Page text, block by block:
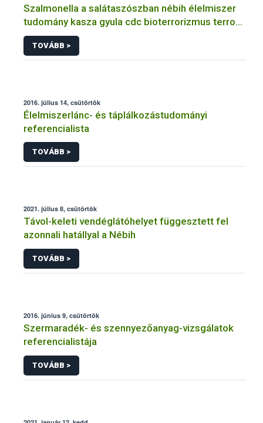
Szalmonella a salátaszószban nébih élelmiszer
tudomány kasza gyula cdc bioterrorizmus terror
lépfene
TOVÁBB >
2016. július 14, csütörtök
Élelmiszerlánc- és táplálkozástudományi
referencialista
TOVÁBB >
2021. július 8, csütörtök
Távol-keleti vendéglátóhelyet függesztett fel
azonnali hatállyal a Nébih
TOVÁBB >
2016. június 9, csütörtök
Szermaradék- és szennyezőanyag-vizsgálatok
referencialistája
TOVÁBB >